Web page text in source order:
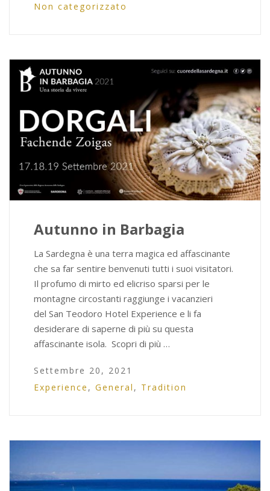
Non categorizzato
Autunno in Barbagia
La Sardegna è una terra magica ed affascinante
che sa far sentire benvenuti tutti i suoi visitatori.
Il profumo di mirto ed elicriso sparsi per le
montagne circostanti raggiunge i vacanzieri
del San Teodoro Hotel Experience e li fa
desiderare di saperne di più su questa
affascinante isola. Scopri di più …
Settembre 20, 2021
Experience , General , Tradition